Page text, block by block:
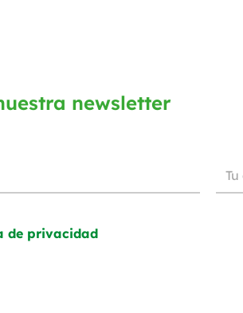
newsletter
de privacidad